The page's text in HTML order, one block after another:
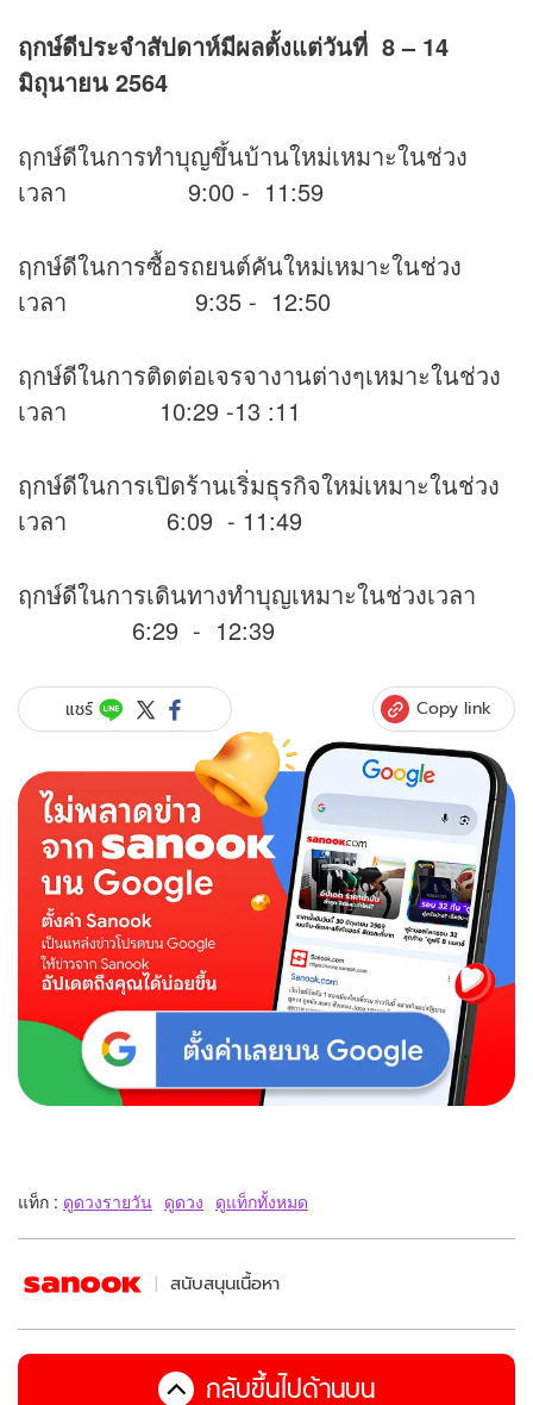
ฤกษ์ดีประจำสัปดาห์มีผลตั้งแต่วันที่ 8 – 14
มิถุนายน 2564
ฤกษ์ดีในการทำบุญขึ้นบ้านใหม่เหมาะในช่วง
เวลา 9:00 - 11:59
ฤกษ์ดีในการซื้อรถยนต์คันใหม่เหมาะในช่วง
เวลา 9:35 - 12:50
ฤกษ์ดีในการติดต่อเจรจางานต่างๆเหมาะในช่วง
เวลา 10:29 -13 :11
ฤกษ์ดีในการเปิดร้านเริ่มธุรกิจใหม่เหมาะในช่วง
เวลา 6:09 - 11:49
ฤกษ์ดีในการเดินทางทำบุญเหมาะในช่วงเวลา
6:29 - 12:39
แชร์ Copy link
แท็ก : ดูดวงรายวัน ดูดวง ดูแท็กทั้งหมด
สนับสนุนเนื้อหา
กลับขึ้นไปด้านบน